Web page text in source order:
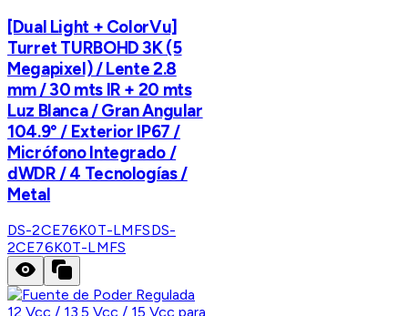
[Dual Light + ColorVu]
Turret TURBOHD 3K (5
Megapixel) / Lente 2.8
mm / 30 mts IR + 20 mts
Luz Blanca / Gran Angular
104.9° / Exterior IP67 /
Micrófono Integrado /
dWDR / 4 Tecnologías /
Metal
DS-2CE76K0T-LMFSDS-
2CE76K0T-LMFS